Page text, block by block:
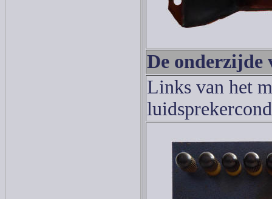
De onderzijde
Links van het